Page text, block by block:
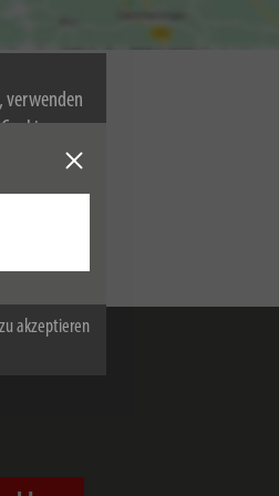
verwenden
zu.
akzeptieren